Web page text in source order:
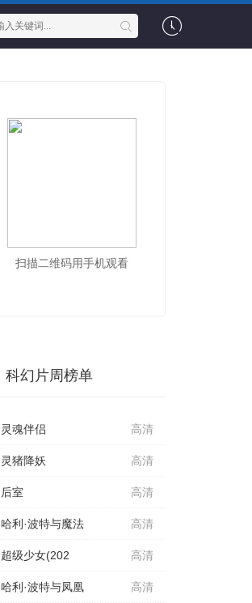
扫描二维码用手机观看
科幻片周榜单
高清
灵魂伴侣
高清
灵猪降妖
高清
后室
高清
哈利·波特与魔法
高清
超级少女(202
高清
哈利·波特与凤凰